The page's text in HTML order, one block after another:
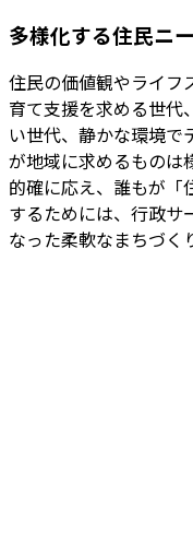
多様化する住民ニ
住民の価値観やライフ
育て支援を求める世代
い世代、静かな環境で
が地域に求めるものは
的確に応え、誰もが「
するためには、行政サ
なった柔軟なまちづく